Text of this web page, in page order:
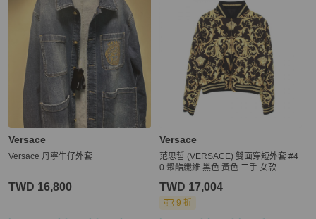
Versace
Versace 丹寧牛仔外套
TWD 16,800
Versace
范思哲 (VERSACE) 雙面穿短外套 #4
0 聚酯纖維 黑色 黃色 二手 女款
TWD 17,004
9 折